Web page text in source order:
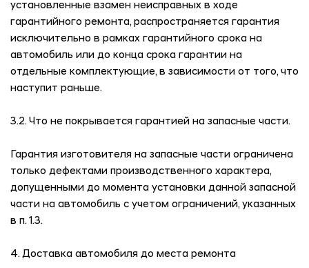
установленные взамен неисправных в ходе
гарантийного ремонта, распространяется гарантия
исключительно в рамках гарантийного срока на
автомобиль или до конца срока гарантии на
отдельные комплектующие, в зависимости от того, что
наступит раньше.
3.2. Что не покрывается гарантией на запасные части.
Гарантия изготовителя на запасные части ограничена
только дефектами производственного характера,
допущенными до момента установки данной запасной
части на автомобиль с учетом ограничений, указанных
в п. 1.3.
4. Доставка автомобиля до места ремонта